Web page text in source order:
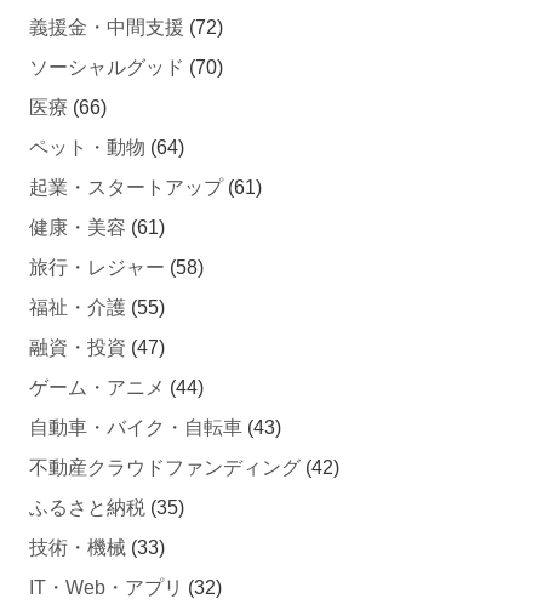
義援金・中間支援 (72)
ソーシャルグッド (70)
医療 (66)
ペット・動物 (64)
起業・スタートアップ(61)
健康・美容 (61)
旅行・レジャー (58)
福祉・介護 (55)
融資・投資 (47)
ゲーム・アニメ (44)
自動車・バイク・自転車 (43)
不動産クラウドファンディング (42)
ふるさと納税 (35)
技術・機械 (33)
IT・Web・アプリ (32)